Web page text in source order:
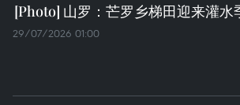
山罗：芒罗乡梯田迎来灌水
29/07/2026 01:00